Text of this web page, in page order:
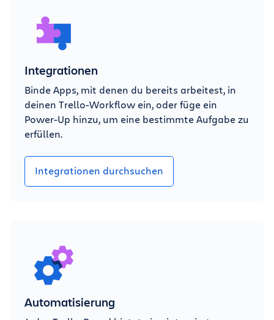
Integrationen
Binde Apps, mit denen du bereits arbeitest, in
deinen Trello-Workflow ein, oder füge ein
Power-Up hinzu, um eine bestimmte Aufgabe zu
erfüllen.
Integrationen durchsuchen
Automatisierung